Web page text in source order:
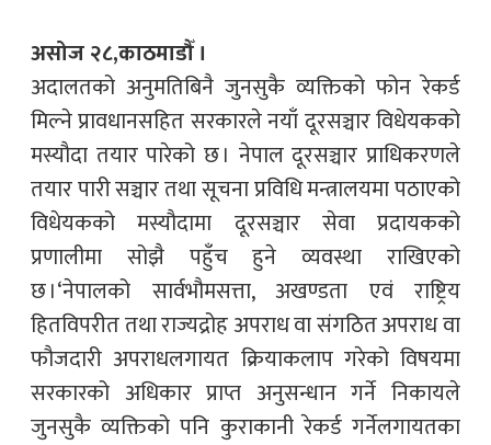
असोज २८,काठमाडौँ ।
अदालतको अनुमतिबिनै जुनसुकै व्यक्तिको फोन रेकर्ड
मिल्ने प्रावधानसहित सरकारले नयाँ दूरसञ्चार विधेयकको
मस्यौदा तयार पारेको छ । नेपाल दूरसञ्चार प्राधिकरणले
तयार पारी सञ्चार तथा सूचना प्रविधि मन्त्रालयमा पठाएको
विधेयकको मस्यौदामा दूरसञ्चार सेवा प्रदायकको
प्रणालीमा सोझै पहुँच हुने व्यवस्था राखिएको
छ ।‘नेपालको सार्वभौमसत्ता, अखण्डता एवं राष्ट्रिय
हितविपरीत तथा राज्यद्रोह अपराध वा संगठित अपराध वा
फौजदारी अपराधलगायत क्रियाकलाप गरेको विषयमा
सरकारको अधिकार प्राप्त अनुसन्धान गर्ने निकायले
जुनसुकै व्यक्तिको पनि कुराकानी रेकर्ड गर्नेलगायतका